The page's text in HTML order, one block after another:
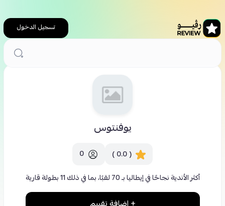
تسجيل الدخول
يوفنتوس
( 0.0 )
0
أكثر الأندية نجاحًا في إيطاليا بـ 70 لقبًا، بما في ذلك 11 بطولة قارية